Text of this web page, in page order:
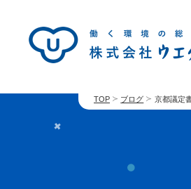
TOP ブログ 京都議定